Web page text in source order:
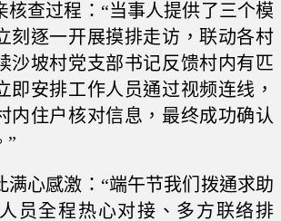
核查过程：“当事人提供了三个模
刻逐一开展摸排走访，联动各村
沙坡村党支部书记反馈村内有匹
即安排工作人员通过视频连线，
内住户核对信息，最终成功确认
”
心感激：“端午节我们拨通求助
员全程热心对接、多方联络排